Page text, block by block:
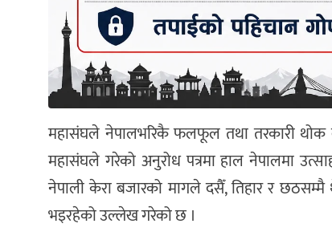
महासंघले नेपालभरिकै फलफूल तथा तरकारी थोक
महासंघले गरेको अनुरोध पत्रमा हाल नेपालमा
नेपाली केरा बजारको मागले दसैँ, तिहार र छठसम्मै
भइरहेको उल्लेख गरेको छ ।